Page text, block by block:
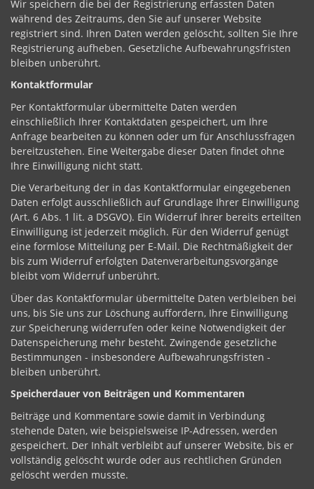
Wir speichern die bei der Registrierung erfassten Daten
während des Zeitraums, den Sie auf unserer Website
registriert sind. Ihren Daten werden gelöscht, sollten Sie Ihre
Registrierung aufheben. Gesetzliche Aufbewahrungsfristen
bleiben unberührt.
Kontaktformular
Per Kontaktformular übermittelte Daten werden
einschließlich Ihrer Kontaktdaten gespeichert, um Ihre
Anfrage bearbeiten zu können oder um für Anschlussfragen
bereitzustehen. Eine Weitergabe dieser Daten findet ohne
Ihre Einwilligung nicht statt.
Die Verarbeitung der in das Kontaktformular eingegebenen
Daten erfolgt ausschließlich auf Grundlage Ihrer Einwilligung
(Art. 6 Abs. 1 lit. a DSGVO). Ein Widerruf Ihrer bereits erteilten
Einwilligung ist jederzeit möglich. Für den Widerruf genügt
eine formlose Mitteilung per E-Mail. Die Rechtmäßigkeit der
bis zum Widerruf erfolgten Datenverarbeitungsvorgänge
bleibt vom Widerruf unberührt.
Über das Kontaktformular übermittelte Daten verbleiben bei
uns, bis Sie uns zur Löschung auffordern, Ihre Einwilligung
zur Speicherung widerrufen oder keine Notwendigkeit der
Datenspeicherung mehr besteht. Zwingende gesetzliche
Bestimmungen - insbesondere Aufbewahrungsfristen -
bleiben unberührt.
Speicherdauer von Beiträgen und Kommentaren
Beiträge und Kommentare sowie damit in Verbindung
stehende Daten, wie beispielsweise IP-Adressen, werden
gespeichert. Der Inhalt verbleibt auf unserer Website, bis er
vollständig gelöscht wurde oder aus rechtlichen Gründen
gelöscht werden musste.